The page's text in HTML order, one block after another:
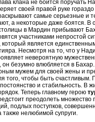
клана не боится поручать
своей правой руке
самые серьезные и
а некоторые даже боятся. В
в Мардин прибывают
участниками непростой
является
Несмотря на то, что у
невероятную
он безумно влюбляется в
мужем для своей жены и
того, чтобы быть
и стабильность. В
Теперь главному герою
преодолеть множество
подлых поступков,
нелюбимой супруги.